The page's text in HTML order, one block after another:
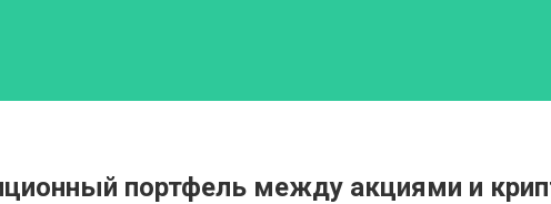
портфель между акциями и